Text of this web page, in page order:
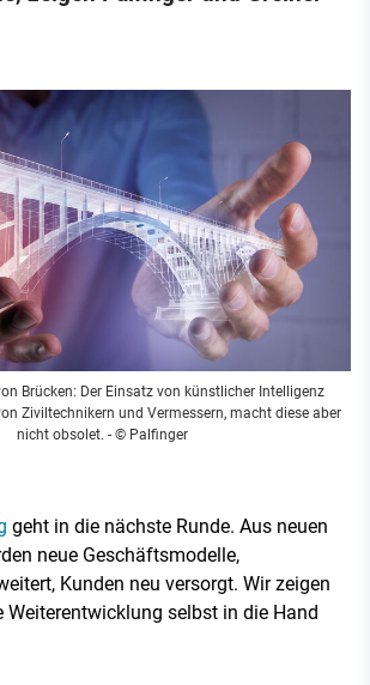
Brücken: Der Einsatz von künstlicher Intelligenz
Ziviltechnikern und Vermessern, macht diese aber
nicht obsolet. - © Palfinger
geht in die nächste Runde. Aus neuen
neue Geschäftsmodelle,
Kunden neu versorgt. Wir zeigen
Weiterentwicklung selbst in die Hand